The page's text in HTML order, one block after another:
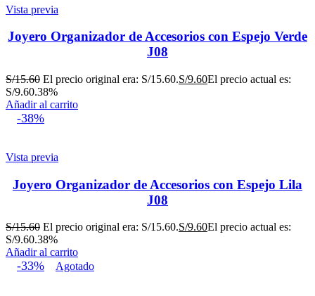
Vista previa
Joyero Organizador de Accesorios con Espejo Verde
J08
S/15.60 El precio original era: S/15.60.S/9.60El precio actual es:
S/9.60.38%
Añadir al carrito
-38%
Vista previa
Joyero Organizador de Accesorios con Espejo Lila
J08
S/15.60 El precio original era: S/15.60.S/9.60El precio actual es:
S/9.60.38%
Añadir al carrito
-33% Agotado